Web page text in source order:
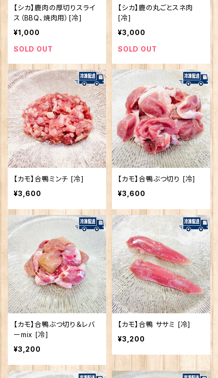
【シカ】鹿肉の厚切りスライ
ス（BBQ、焼肉用）[冷]
¥1,000
SOLD OUT
【シカ】鹿の丸ごとスネ肉
[冷]
¥3,000
SOLD OUT
【カモ】合鴨ミンチ [冷]
¥3,600
【カモ】合鴨ぶつ切り [冷]
¥3,600
【カモ】合鴨ぶつ切り＆レバ
ーmix [冷]
¥3,200
【カモ】合鴨 ササミ [冷]
¥3,200